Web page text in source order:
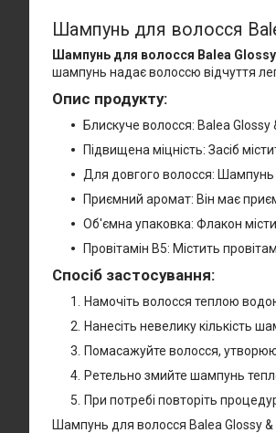
Шампунь для волосся
Шампунь для волосся Balea
шампунь надає волоссю відчуття
Опис продукту:
Блискуче волосся: Balea
Підвищена міцність: Засіб
Для довгого волосся: Шампунь
Приємний аромат: Він має
Об'ємна упаковка: Флакон
Провітамін В5: Містить
Спосіб застосування:
Намочіть волосся теплою
Нанесіть невелику кількість
Помасажуйте волосся,
Ретельно змийте шампунь
При потребі повторіть
Шампунь для волосся Balea Glossy